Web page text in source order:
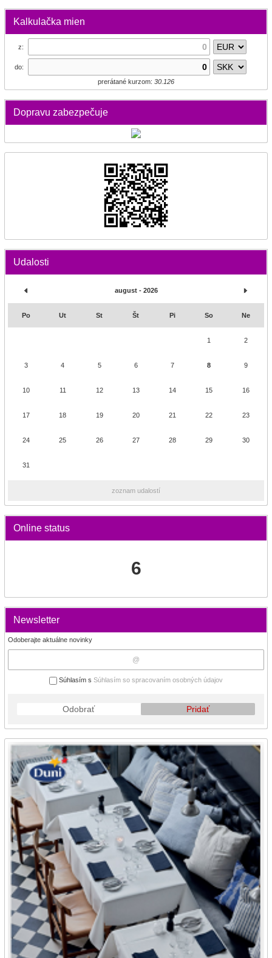
Kalkulačka mien
z:
do:
prerátané kurzom: 30.126
Dopravu zabezpečuje
Udalosti
august - 2026
Po Ut St Št Pi So Ne
1 2
3 4 5 6 7 8 9
10 11 12 13 14 15 16
17 18 19 20 21 22 23
24 25 26 27 28 29 30
31
zoznam udalostí
Online status
6
Newsletter
Odoberajte aktuálne novinky
Súhlasím s Súhlasím so spracovaním osobných údajov
Odobrať Pridať